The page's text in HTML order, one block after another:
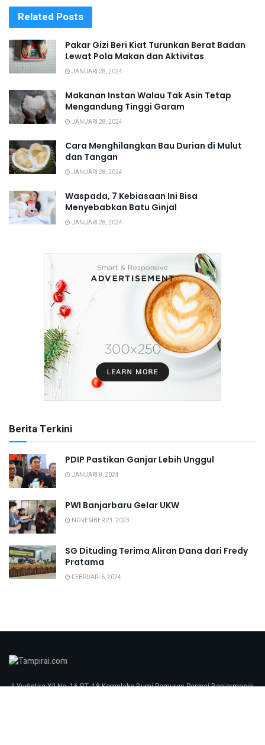
Related Posts
Pakar Gizi Beri Kiat Turunkan Berat Badan
Lewat Pola Makan dan Aktivitas
JANUARI 28, 2024
Makanan Instan Walau Tak Asin Tetap
Mengandung Tinggi Garam
JANUARI 28, 2024
Cara Menghilangkan Bau Durian di Mulut
dan Tangan
JANUARI 28, 2024
Waspada, 7 Kebiasaan Ini Bisa
Menyebabkan Batu Ginjal
JANUARI 28, 2024
Berita Terkini
PDIP Pastikan Ganjar Lebih Unggul
JANUARI 8, 2024
PWI Banjarbaru Gelar UKW
NOVEMBER 21, 2023
SG Dituding Terima Aliran Dana dari Fredy
Pratama
FEBRUARI 6, 2024
Jl Yudistira XII No. 16 RT. 18 Kompleks Bumi Pemurus Permai Banjarmasin